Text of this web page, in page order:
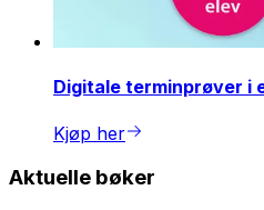
Digitale terminprøver i
Kjøp her
Aktuelle bøker